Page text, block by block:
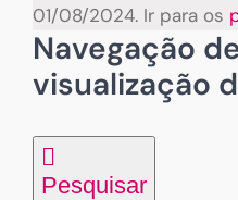
01/08/2024. Ir para os
Navegação
visualização
Pesquisar